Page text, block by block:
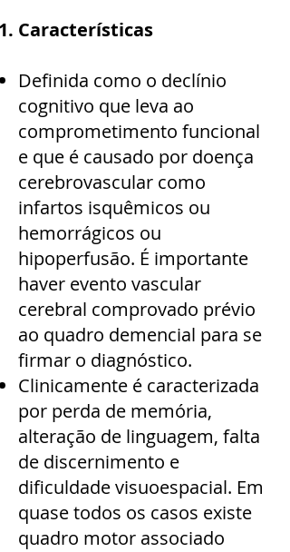
Características
Definida como o declínio
cognitivo que leva ao
comprometimento funcional
e que é causado por doença
cerebrovascular como
infartos isquêmicos ou
hemorrágicos ou
hipoperfusão. É importante
haver evento vascular
cerebral comprovado prévio
ao quadro demencial para se
firmar o diagnóstico.
Clinicamente é caracterizada
por perda de memória,
alteração de linguagem, falta
de discernimento e
dificuldade visuoespacial. Em
quase todos os casos existe
quadro motor associado